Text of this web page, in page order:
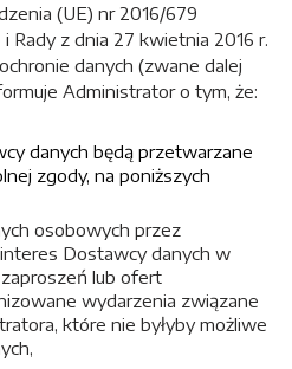
(UE) nr 2016/679
Rady z dnia 27 kwietnia 2016 r.
danych (zwane dalej
Administrator o tym, że:
danych będą przetwarzane
zgody, na poniższych
osobowych przez
Dostawcy danych w
zaproszeń lub ofert
wydarzenia związane
które nie byłyby możliwe